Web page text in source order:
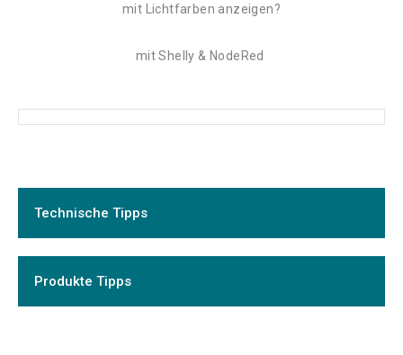
mit Lichtfarben anzeigen?
mit Shelly & NodeRed
Technische Tipps
Produkte Tipps